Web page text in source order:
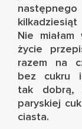
Nie
życie
razem na
bez cukru
tak dobrą,
paryskiej
ciasta.